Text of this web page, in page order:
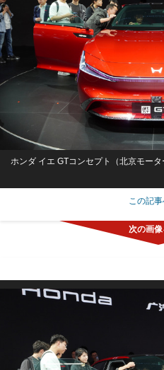
ホンダ イエ GTコンセプト（北京モータ
この記